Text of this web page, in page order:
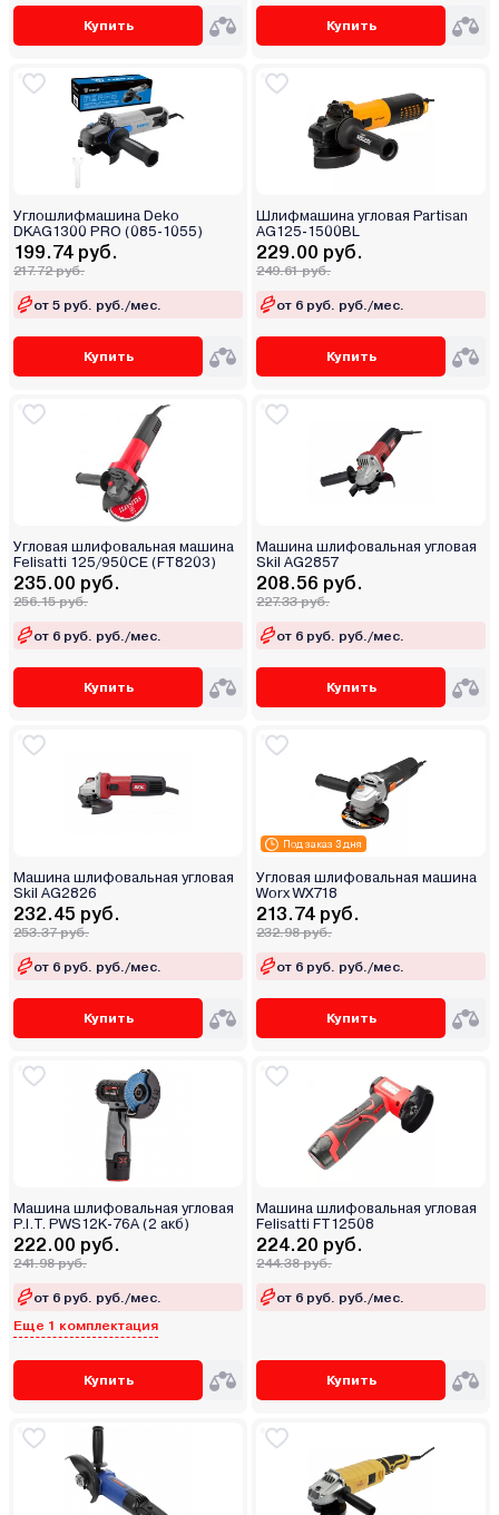
Купить Купить
Углошлифмашина Deko
DKAG1300 PRO (085-1055)
199.74 руб.
217.72 руб.
от 5 руб. руб./мес.
Купить
Шлифмашина угловая Partisan
AG125-1500BL
229.00 руб.
249.61 руб.
от 6 руб. руб./мес.
Купить
Угловая шлифовальная машина
Felisatti 125/950CE (FT8203)
235.00 руб.
256.15 руб.
от 6 руб. руб./мес.
Купить
Машина шлифовальная угловая
Skil AG2857
208.56 руб.
227.33 руб.
от 6 руб. руб./мес.
Купить
Машина шлифовальная угловая
Skil AG2826
232.45 руб.
253.37 руб.
от 6 руб. руб./мес.
Купить
Под заказ 3 дня
Угловая шлифовальная машина
Worx WX718
213.74 руб.
232.98 руб.
от 6 руб. руб./мес.
Купить
Машина шлифовальная угловая
P.I.T. PWS12K-76A (2 акб)
222.00 руб.
241.98 руб.
от 6 руб. руб./мес.
Еще 1 комплектация
Купить
Машина шлифовальная угловая
Felisatti FT12508
224.20 руб.
244.38 руб.
от 6 руб. руб./мес.
Купить